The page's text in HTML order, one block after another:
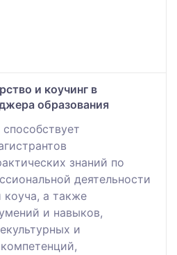
и коучинг в
образования
знаний по
деятельности
а также
и навыков,
и